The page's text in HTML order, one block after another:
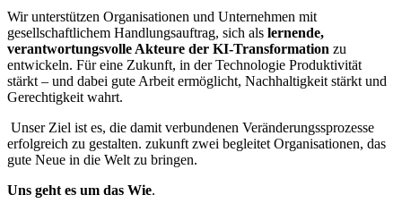
Wir unterstützen Organisationen und Unternehmen mit
gesellschaftlichem Handlungsauftrag, sich als lernende,
verantwortungsvolle Akteure der KI-Transformation zu
entwickeln. Für eine Zukunft, in der Technologie Produktivität
stärkt – und dabei gute Arbeit ermöglicht, Nachhaltigkeit stärkt und
Gerechtigkeit wahrt.
Unser Ziel ist es, die damit verbundenen Veränderungssprozesse
erfolgreich zu gestalten. zukunft zwei begleitet Organisationen, das
gute Neue in die Welt zu bringen.
Uns geht es um das Wie.